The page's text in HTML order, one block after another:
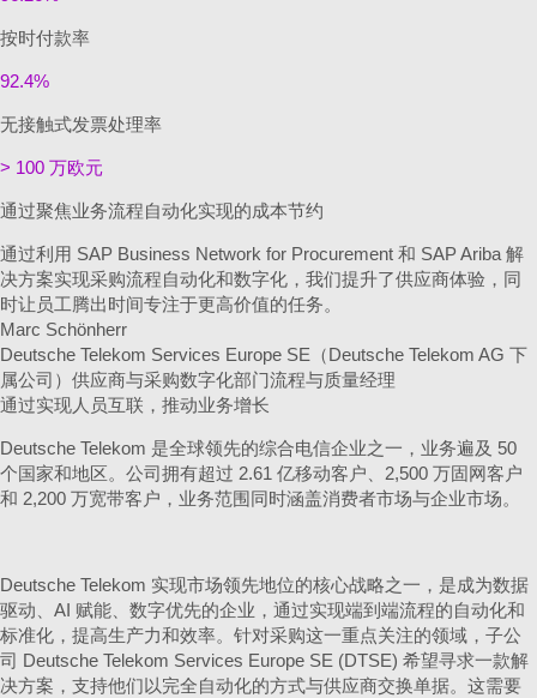
按时付款率
92.4%
无接触式发票处理率
> 100 万欧元
通过聚焦业务流程自动化实现的成本节约
通过利用 SAP Business Network for Procurement 和 SAP Ariba 解
决方案实现采购流程自动化和数字化，我们提升了供应商体验，同
时让员工腾出时间专注于更高价值的任务。
Marc Schönherr
Deutsche Telekom Services Europe SE（Deutsche Telekom AG 下
属公司）供应商与采购数字化部门流程与质量经理
通过实现人员互联，推动业务增长
Deutsche Telekom 是全球领先的综合电信企业之一，业务遍及 50
个国家和地区。公司拥有超过 2.61 亿移动客户、2,500 万固网客户
和 2,200 万宽带客户，业务范围同时涵盖消费者市场与企业市场。
Deutsche Telekom 实现市场领先地位的核心战略之一，是成为数据
驱动、AI 赋能、数字优先的企业，通过实现端到端流程的自动化和
标准化，提高生产力和效率。针对采购这一重点关注的领域，子公
司 Deutsche Telekom Services Europe SE (DTSE) 希望寻求一款解
决方案，支持他们以完全自动化的方式与供应商交换单据。这需要